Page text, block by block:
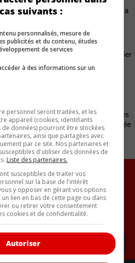
évaluation de la conception, et la
supplémentaires sur
sur ce problème.
LE BOBO
conclut que les pick-up Frontier
de la condition de non-
a connaissance de quatre
à ce jour. Le remède à ce
de développement. Les
le 7 juillet, et des lettres de
envoyées à tous les propriétaires
Une deuxième lettre sera envoyée
180 176 véhicules sont
années modèles 2020 et 2022.
autoevolution
vous à l'infolettre.
suivants :
personnalisés, mesure de
publicités et du contenu, études
de services
à des informations sur un
personnel seront traitées, et les
appareil (cookies, identifiants
de données) pourront être stockées
ainsi que partagées avec
par ce site. Nos partenaires et
d'utiliser des données de
Liste des partenaires.
susceptibles de traiter vos
sur la base de l'intérêt
y opposer en gérant vos options
un lien en bas de cette page ou dans
ou retirer votre consentement
cookies et de confidentialité.
Autoriser